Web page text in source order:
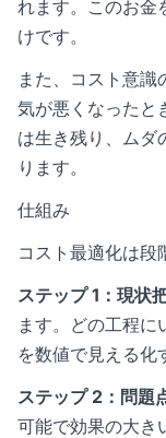
れます。このお金
けです。
また、コスト意
気が悪くなったと
は生き残り、ムダ
ります。
仕組み
コスト最適化は段
ステップ 1：現状
ます。どの工程
を数値で見える化
ステップ 2：問題
可能で効果の大き